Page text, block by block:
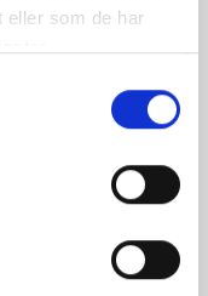
eller som de har
laktosfria
Mellanmjölk
Vår